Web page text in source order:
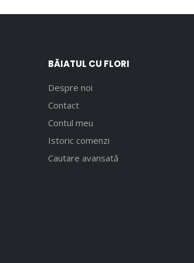
BĂIATUL CU FLORI
Despre noi
Contact
Contul meu
Istoric comenzi
Cautare avansată